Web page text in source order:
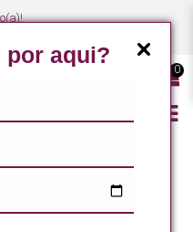
por aqui?
0